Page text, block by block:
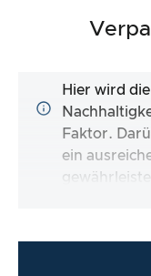
Hier wird
Faktor.
ein
direkt zu